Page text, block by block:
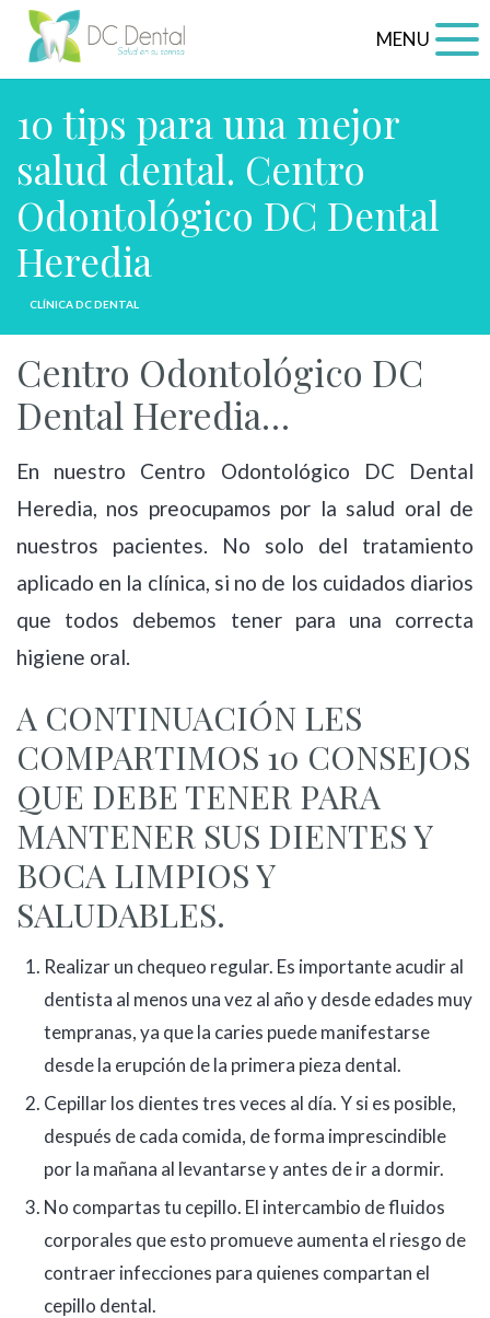
MENU
10 tips para una mejor
salud dental. Centro
Odontológico DC Dental
Heredia
CLÍNICA DC DENTAL
Centro Odontológico DC
Dental Heredia…
En nuestro Centro Odontológico DC Dental
Heredia, nos preocupamos por la salud oral de
nuestros pacientes. No solo del tratamiento
aplicado en la clínica, si no de los cuidados diarios
que todos debemos tener para una correcta
higiene oral.
A CONTINUACIÓN LES
COMPARTIMOS 10 CONSEJOS
QUE DEBE TENER PARA
MANTENER SUS DIENTES Y
BOCA LIMPIOS Y
SALUDABLES.
Realizar un chequeo regular. Es importante acudir al
dentista al menos una vez al año y desde edades muy
tempranas, ya que la caries puede manifestarse
desde la erupción de la primera pieza dental.
Cepillar los dientes tres veces al día. Y si es posible,
después de cada comida, de forma imprescindible
por la mañana al levantarse y antes de ir a dormir.
No compartas tu cepillo. El intercambio de fluidos
corporales que esto promueve aumenta el riesgo de
contraer infecciones para quienes compartan el
cepillo dental.